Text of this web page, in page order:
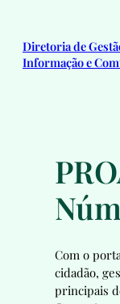
Diretoria de
Informação e
Com o
cidadão,
principais